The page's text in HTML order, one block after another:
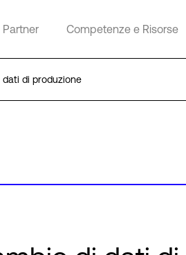
Partner Competenze e Risorse
di produzione